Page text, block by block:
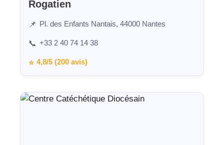
Rogatien
📌 Pl. des Enfants Nantais, 44000 Nantes
📞 +33 2 40 74 14 38
⭐ 4,8/5 (200 avis)